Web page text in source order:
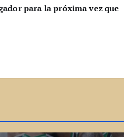
para la próxima vez que